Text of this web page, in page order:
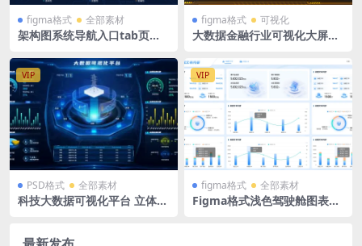
figma格式 全部素材
架构图系统导航入口tab页系
figma格式 可视化
大数据金融行业可视化大屏fig
VIP
PSD格式 全部素材
科技大数据可视化平台 立体拓
VIP
figma格式 全部素材
Figma格式浅色驾驶舱图表界